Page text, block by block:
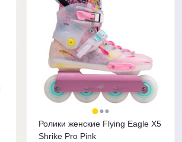
Ролики женские Flying Eagle X5
Shrike Pro Pink